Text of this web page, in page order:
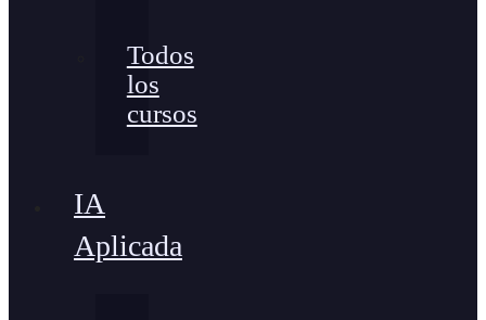
Todos
los
cursos
IA
Aplicada